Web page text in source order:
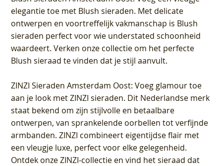
elegantie toe met Blush sieraden. Met delicate
ontwerpen en voortreffelijk vakmanschap is Blush
sieraden perfect voor wie understated schoonheid
waardeert. Verken onze collectie om het perfecte
Blush sieraad te vinden dat je stijl aanvult.
ZINZI Sieraden Amsterdam Oost: Voeg glamour toe
aan je look met ZINZI sieraden. Dit Nederlandse merk
staat bekend om zijn stijlvolle en betaalbare
ontwerpen, van sprankelende oorbellen tot verfijnde
armbanden. ZINZI combineert eigentijdse flair met
een vleugje luxe, perfect voor elke gelegenheid.
Ontdek onze ZINZI-collectie en vind het sieraad dat